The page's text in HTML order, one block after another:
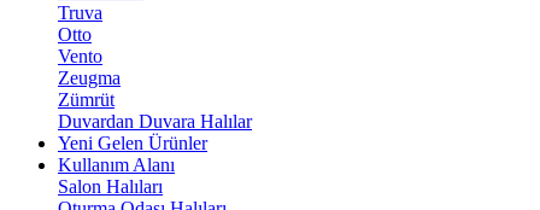
Truva
Otto
Vento
Zeugma
Zümrüt
Duvardan Duvara Halılar
Yeni Gelen Ürünler
Kullanım Alanı
Salon Halıları